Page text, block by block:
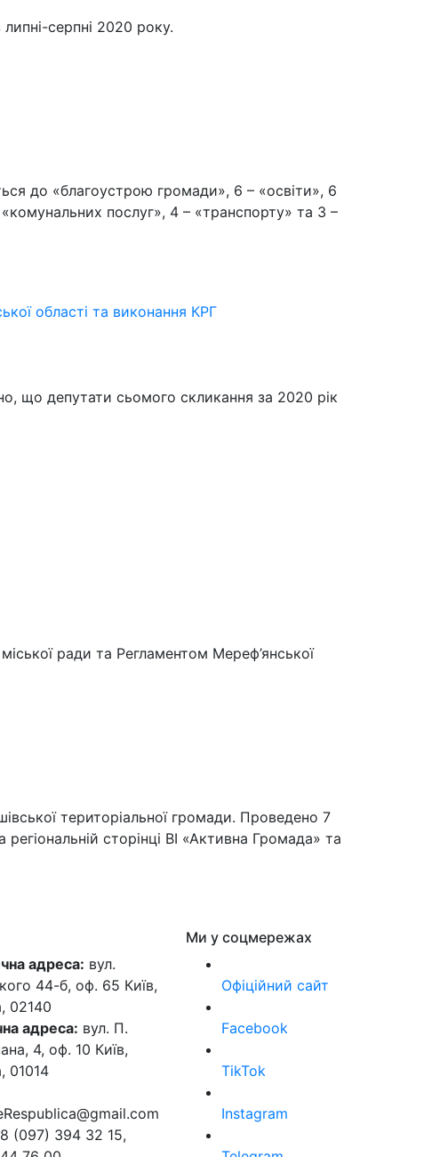
серпні 2020 року.
до «благоустрою громади», 6 – «освіти», 6
послуг», 4 – «транспорту» та 3 –
області та виконання КРГ
що депутати сьомого скликання за 2020 рік
ради та Регламентом Мереф’янської
територіальної громади. Проведено 7
сторінці ВІ «Активна Громада» та
адреса: вул.
44-б, оф. 65 Київ,
02140
адреса: вул. П.
4, оф. 10 Київ,
01014
(097) 394 32 15,
Ми у соцмережах
Офіційний сайт
Facebook
TikTok
Instagram